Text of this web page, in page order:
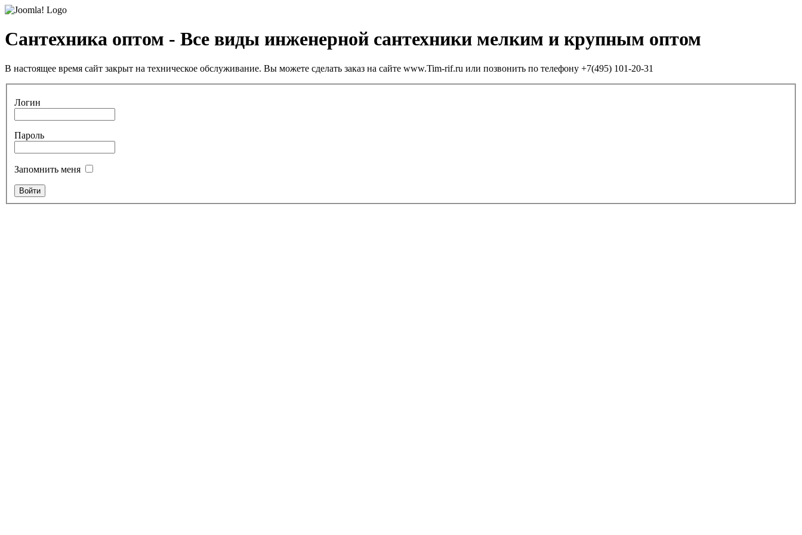
Сантехника оптом - Все виды инженерной сантехники мелким и крупным оптом
В настоящее время сайт закрыт на техническое обслуживание. Вы можете сделать заказ на сайте www.Tim-rif.ru или позвонить по телефону +7(495) 101-20-31
Логин
Пароль
Запомнить меня